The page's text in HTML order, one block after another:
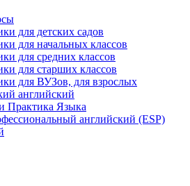
для детских садов
для начальных классов
для средних классов
для старших классов
для ВУЗов, для взрослых
английский
Практика Языка
английский (ESP)